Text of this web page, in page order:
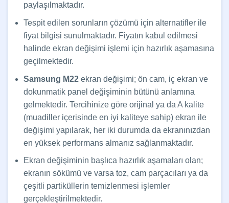
paylaşılmaktadır.
Tespit edilen sorunların çözümü için alternatifler ile
fiyat bilgisi sunulmaktadır. Fiyatın kabul edilmesi
halinde ekran değişimi işlemi için hazırlık aşamasına
geçilmektedir.
Samsung M22ekran değişimi; ön cam, iç ekran ve
dokunmatik panel değişiminin bütünü anlamına
gelmektedir. Tercihinize göre orijinal ya da A kalite
(muadiller içerisinde en iyi kaliteye sahip) ekran ile
değişimi yapılarak, her iki durumda da ekranınızdan
en yüksek performans almanız sağlanmaktadır.
Ekran değişiminin başlıca hazırlık aşamaları olan;
ekranın sökümü ve varsa toz, cam parçacıları ya da
çeşitli partiküllerin temizlenmesi işlemler
gerçekleştirilmektedir.